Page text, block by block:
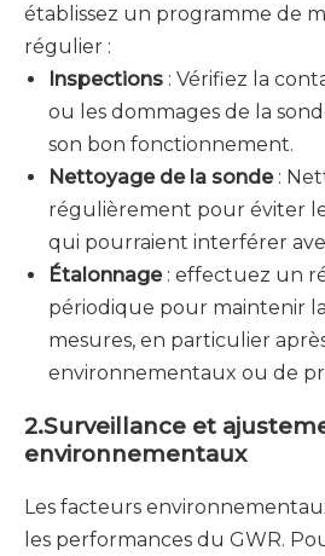
établissez un programme de
régulier :
Inspections : Vérifiez la
ou les dommages de la
son bon fonctionnement.
Nettoyage de la sonde :
régulièrement pour éviter
qui pourraient interférer
Étalonnage: effectuez un
périodique pour maintenir
mesures, en particulier
environnementaux ou de
2.Surveillance et
environnementaux
Les facteurs
les performances du GWR.